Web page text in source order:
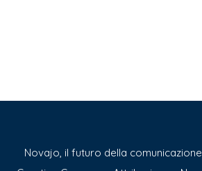
Novajo, il futuro della comunicazione